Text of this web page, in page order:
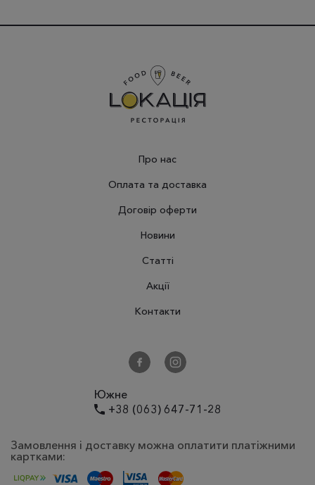
Про нас
Оплата та доставка
Договiр оферти
Новини
Статті
Акції
Контакти
Южне
+38 (063) 647-71-28
Замовлення і доставку можна оплатити платіжними
картками: